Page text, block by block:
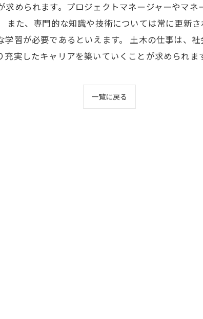
められます。プロジェクトマネージャーやマ
た、専門的な知識や技術については常に更新
習が必要であるといえます。 土木の仕事は、
実したキャリアを築いていくことが求められま
一覧に戻る